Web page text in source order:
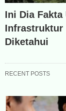
Ini Dia Fakta
Infrastruktur
Diketahui
RECENT POSTS